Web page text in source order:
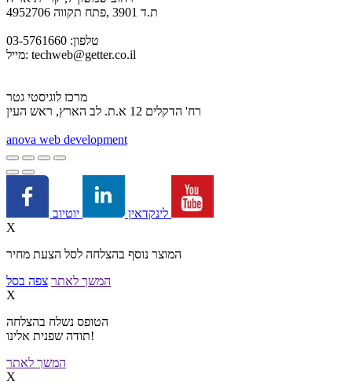
ת.ד 3901 ,פתח תקווה 4952706
טלפון: 03-5761660
מייל: techweb@getter.co.il
מרכז לוגיסטי גטר
רח' הדקלים 12 א.ת. לב הארץ, ראש העין
anova web development
לינקדאין
X
המוצר נוסף בהצלחה לסל הצעת מחיר
המשך לאתר צפה בסל
X
הטופס נשלח בהצלחה
תודה שפנית אלינו!
המשך לאתר
X